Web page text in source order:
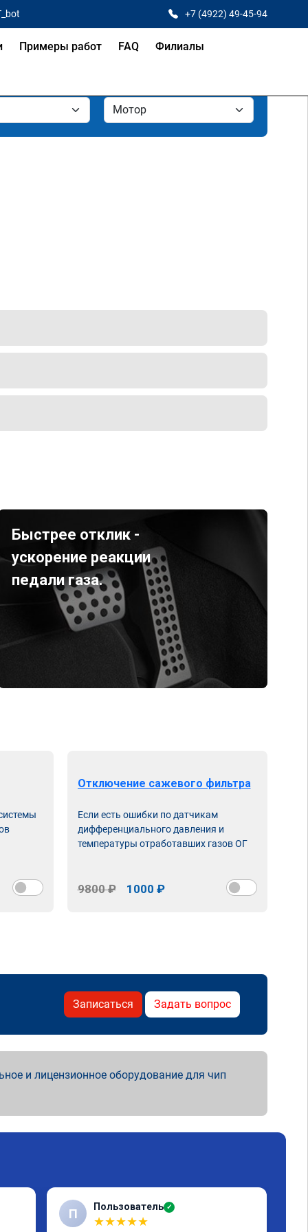
+7 (4922) 49-45-94
Примеры работ FAQ Филиалы
Быстрее отклик -
ускорение реакции
педали газа.
Отключение сажевого фильтра
Если есть ошибки по датчикам
дифференциального давления и
температуры отработавших газов ОГ
9800 ₽ 1000 ₽
Записаться Задать вопрос
и лицензионное оборудование для чип
П Пользователь ✓
★★★★★